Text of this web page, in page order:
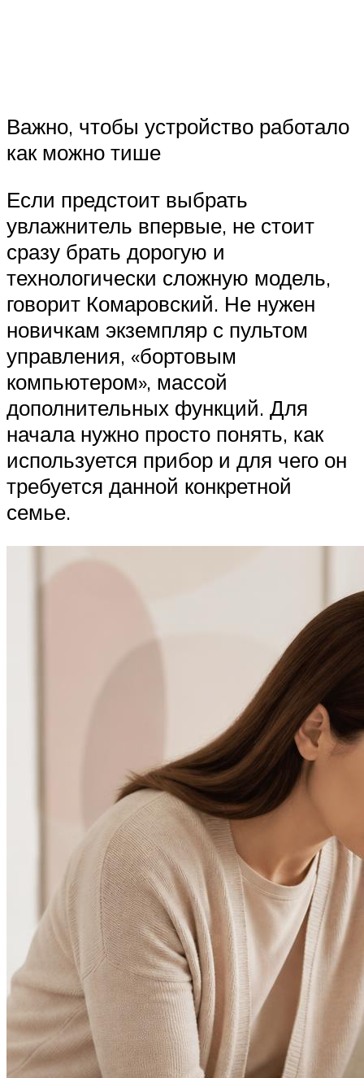
Важно, чтобы устройство работало
как можно тише
Если предстоит выбрать
увлажнитель впервые, не стоит
сразу брать дорогую и
технологически сложную модель,
говорит Комаровский. Не нужен
новичкам экземпляр с пультом
управления, «бортовым
компьютером», массой
дополнительных функций. Для
начала нужно просто понять, как
используется прибор и для чего он
требуется данной конкретной
семье.